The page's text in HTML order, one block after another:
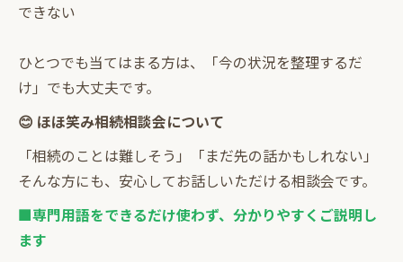
できない
ひとつでも当てはまる方は、「今の状況を整理するだ
け」でも大丈夫です。
😊 ほほ笑み相続相談会について
「相続のことは難しそう」「まだ先の話かもしれない」
そんな方にも、安心してお話しいただける相談会です。
■専門用語をできるだけ使わず、分かりやすくご説明し
ます